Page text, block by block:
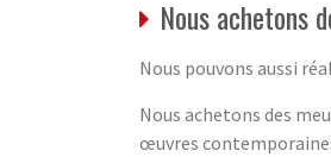
Nous achetons
Nous pouvons aussi
Nous achetons des
œuvres